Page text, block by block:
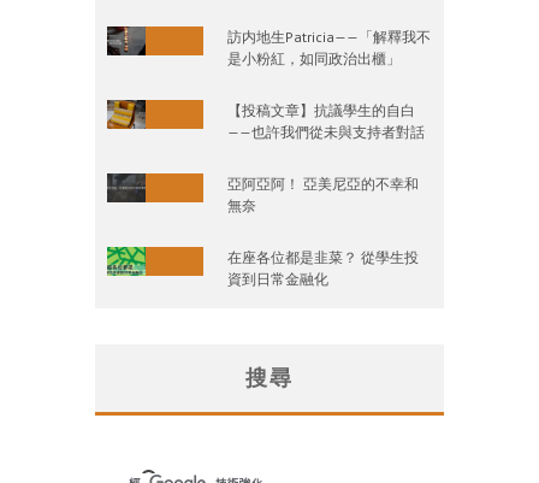
訪内地生Patricia——「解釋我不
是小粉紅，如同政治出櫃」
【投稿文章】抗議學生的自白
——也許我們從未與支持者對話
亞阿亞阿！ 亞美尼亞的不幸和
無奈
在座各位都是韭菜？ 從學生投
資到日常金融化
搜尋